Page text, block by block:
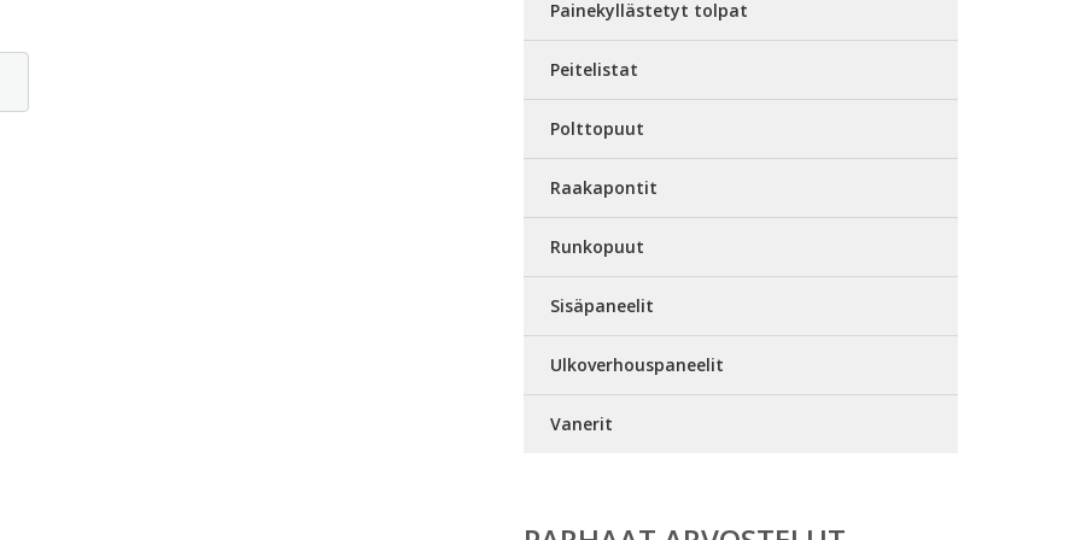
Painekyllästetyt tolpat
Peitelistat
Polttopuut
Raakapontit
Runkopuut
Sisäpaneelit
Ulkoverhouspaneelit
Vanerit